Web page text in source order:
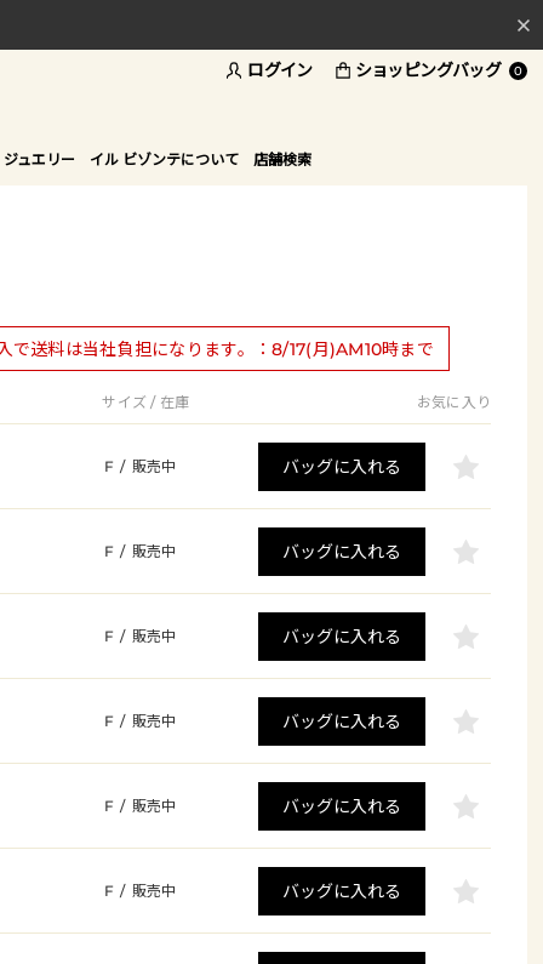
ログイン ショッピングバッグ 0
ュエリー イル ビゾンテについて 店舗検索
で送料は当社負担になります。：8/17(月)AM10時まで
サイズ / 在庫 お気に入り
F / 販売中 バッグに入れる
F / 販売中 バッグに入れる
F / 販売中 バッグに入れる
F / 販売中 バッグに入れる
F / 販売中 バッグに入れる
F / 販売中 バッグに入れる